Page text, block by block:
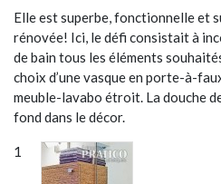
Elle est superbe, fonctionnelle et
rénovée! Ici, le défi consistait à
de bain tous les éléments
choix d’une vasque en porte-à-
meuble-lavabo étroit. La douche
fond dans le décor.